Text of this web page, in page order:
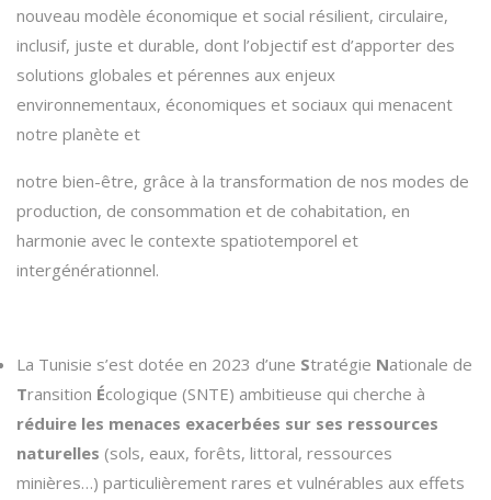
nouveau modèle économique et social résilient, circulaire,
inclusif, juste et durable, dont l’objectif est d’apporter des
solutions globales et pérennes aux enjeux
environnementaux, économiques et sociaux qui menacent
notre planète et
notre bien-être, grâce à la transformation de nos modes de
production, de consommation et de cohabitation, en
harmonie avec le contexte spatiotemporel et
intergénérationnel.
La Tunisie s’est dotée en 2023 d’une Stratégie Nationale de
Transition Écologique (SNTE) ambitieuse qui cherche à
réduire les menaces exacerbées sur ses ressources
naturelles (sols, eaux, forêts, littoral, ressources
minières…) particulièrement rares et vulnérables aux effets